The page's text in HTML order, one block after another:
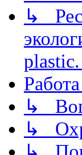
↳
↳
↳